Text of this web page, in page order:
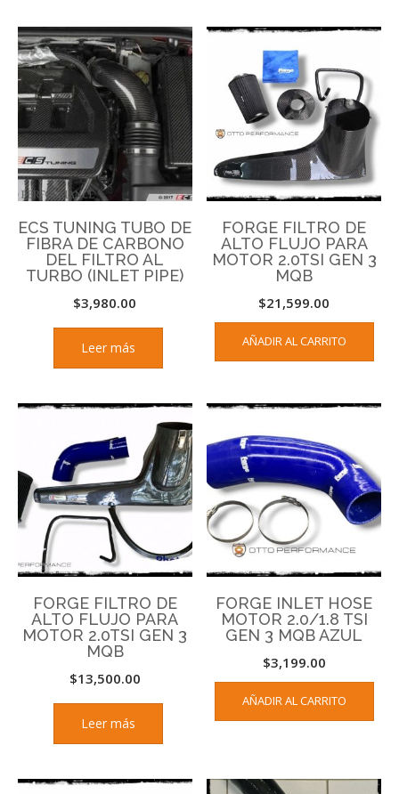
ECS TUNING TUBO DE
FIBRA DE CARBONO
DEL FILTRO AL
TURBO (INLET PIPE)
$3,980.00
Leer más
FORGE FILTRO DE
ALTO FLUJO PARA
MOTOR 2.0TSI GEN 3
MQB
$21,599.00
AÑADIR AL CARRITO
FORGE FILTRO DE
ALTO FLUJO PARA
MOTOR 2.0TSI GEN 3
MQB
$13,500.00
Leer más
FORGE INLET HOSE
MOTOR 2.0/1.8 TSI
GEN 3 MQB AZUL
$3,199.00
AÑADIR AL CARRITO